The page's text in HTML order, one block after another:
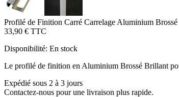
Profilé de Finition Carré Carrelage Aluminium
33,90 € TTC
Disponibilité: En stock
Le profilé de finition en Aluminium Brossé Brillant
Expédié sous 2 à 3 jours
Contactez-nous pour une livraison plus rapide.